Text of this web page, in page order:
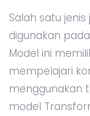
Salah satu
digunakan
Model ini
mempelajari
menggunakan
model